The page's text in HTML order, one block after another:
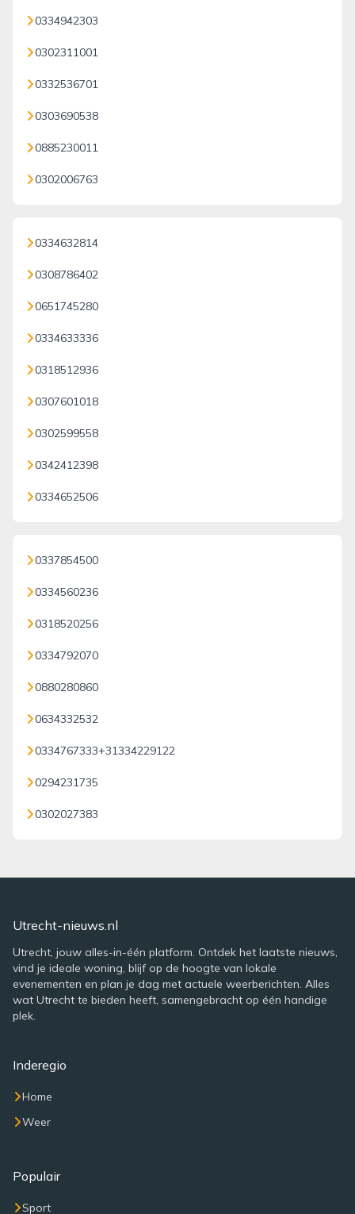
0334942303
0302311001
0332536701
0303690538
0885230011
0302006763
0334632814
0308786402
0651745280
0334633336
0318512936
0307601018
0302599558
0342412398
0334652506
0337854500
0334560236
0318520256
0334792070
0880280860
0634332532
0334767333+31334229122
0294231735
0302027383
Utrecht-nieuws.nl
Utrecht, jouw alles-in-één platform. Ontdek het laatste nieuws,
vind je ideale woning, blijf op de hoogte van lokale
evenementen en plan je dag met actuele weerberichten. Alles
wat Utrecht te bieden heeft, samengebracht op één handige
plek.
Inderegio
Home
Weer
Populair
Sport